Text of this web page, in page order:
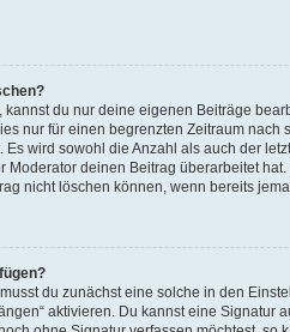
du nur deine eigenen Beiträge
nur für einen begrenzten Zeitraum
wird sowohl die Anzahl als auch der
Moderator deinen Beitrag überarbeitet
nicht löschen können, wenn bereits
du zunächst eine solche in den
aktivieren. Du kannst eine